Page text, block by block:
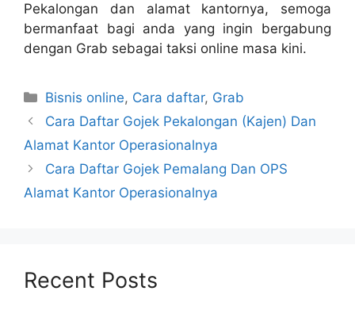
Pekalongan dan alamat kantornya, semoga
bermanfaat bagi anda yang ingin bergabung
dengan Grab sebagai taksi online masa kini.
Categories
Bisnis online, Cara daftar, Grab
Cara Daftar Gojek Pekalongan (Kajen) Dan
Alamat Kantor Operasionalnya
Cara Daftar Gojek Pemalang Dan OPS
Alamat Kantor Operasionalnya
Recent Posts